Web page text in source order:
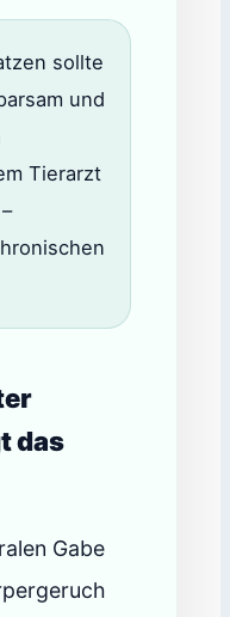
sollte
und
Tierarzt
das
Gabe